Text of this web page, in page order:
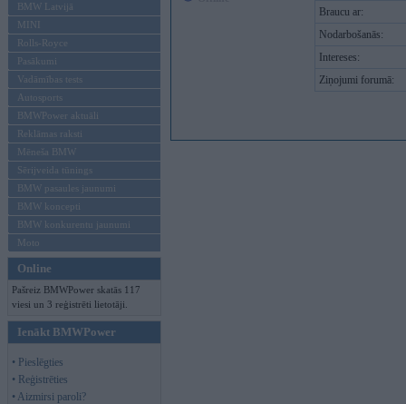
BMW Latvijā
MINI
Rolls-Royce
Pasākumi
Vadāmības tests
Autosports
BMWPower aktuāli
Reklāmas raksti
Mēneša BMW
Sērijveida tūnings
BMW pasaules jaunumi
BMW koncepti
BMW konkurentu jaunumi
Moto
Online
Pašreiz BMWPower skatās 117
viesi un 3 reģistrēti lietotāji.
Ienākt BMWPower
• Pieslēgties
• Reģistrēties
• Aizmirsi paroli?
Braucu ar:
Nodarbošanās:
Intereses:
Ziņojumi forumā: